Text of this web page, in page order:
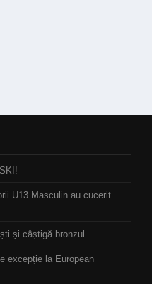
U13 Masculin au cucerit
și câștigă bronzul ...
excepție la European